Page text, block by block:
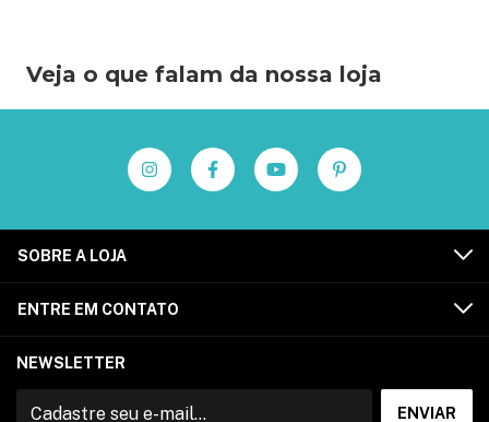
Veja o que falam da nossa loja
SOBRE A LOJA
ENTRE EM CONTATO
NEWSLETTER